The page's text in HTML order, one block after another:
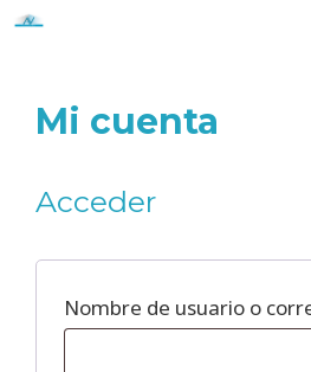
Saltar
Mi cuenta
Acceder
Nombre de usuario o